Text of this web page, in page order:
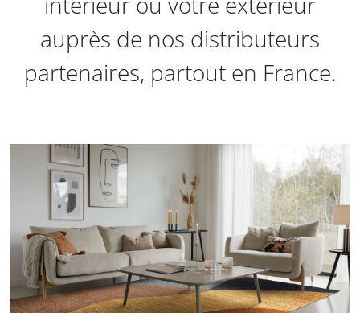
auprès de nos distributeurs
partenaires, partout en France.